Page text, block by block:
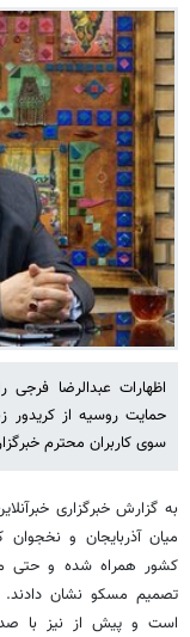
اظهارات عبدالرضا فرجی
حمایت روسیه از کریدور
سوی کاربران محترم
به گزارش خبرگزاری
میان آذربایجان و نخجوان
کشور همراه شده و حتی
تصمیم مسکو نشان دادند.
است و پیش از نیز با